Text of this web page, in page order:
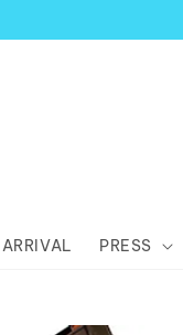
PRESS